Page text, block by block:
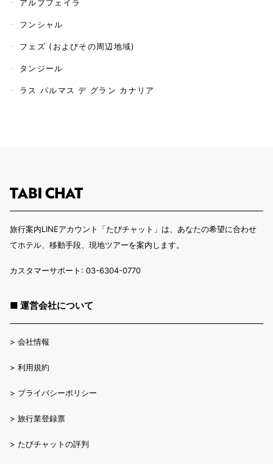
アルブフェイラ
フンシャル
フェズ (およびその周辺地域)
タンジール
ラス パルマス デ グラン カナリア
旅行案内LINEアカウント「たびチャット」は、あなたの希望に合わせ
てホテル、移動手段、現地ツアーを案内します。
カスタマーサポート: 03-6304-0770
■ 運営会社について
> 会社情報
> 利用規約
> プライバシーポリシー
> 旅行業登録票
> たびチャットの評判